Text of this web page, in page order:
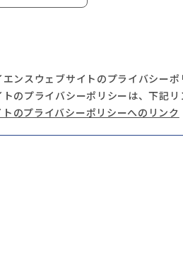
ンスウェブサイトのプライバシーポ
のプライバシーポリシーは、下記リ
のプライバシーポリシーへのリンク